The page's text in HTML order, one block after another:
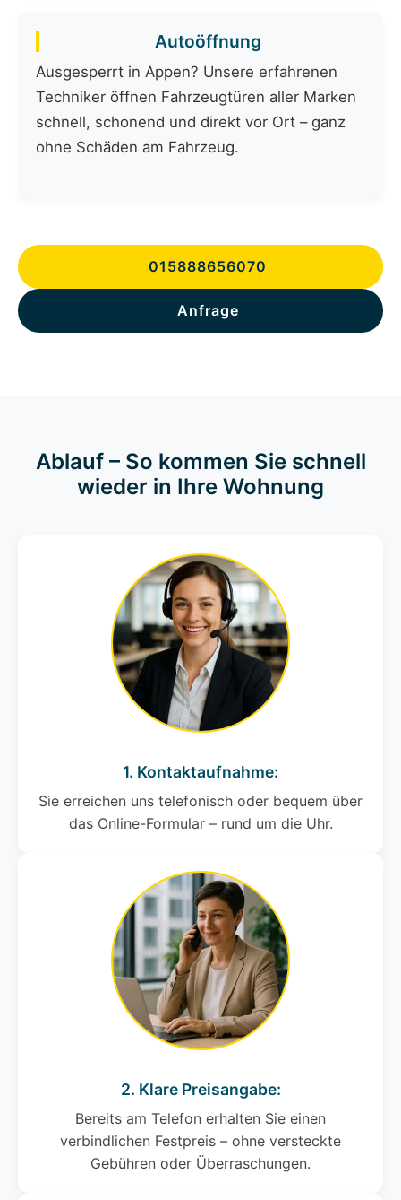
Autoöffnung
Ausgesperrt in Appen? Unsere erfahrenen
Techniker öffnen Fahrzeugtüren aller Marken
schnell, schonend und direkt vor Ort – ganz
ohne Schäden am Fahrzeug.
015888656070
Anfrage
Ablauf – So kommen Sie schnell
wieder in Ihre Wohnung
1. Kontaktaufnahme:
Sie erreichen uns telefonisch oder bequem über
das Online-Formular – rund um die Uhr.
2. Klare Preisangabe:
Bereits am Telefon erhalten Sie einen
verbindlichen Festpreis – ohne versteckte
Gebühren oder Überraschungen.